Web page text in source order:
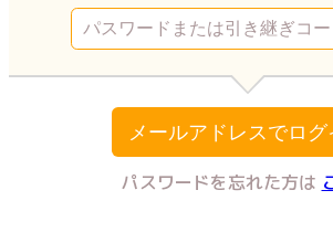
メールアドレスでログ
パスワードを忘れた方は